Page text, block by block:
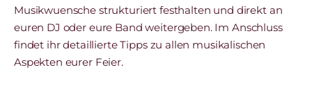
Musikwuensche strukturiert festhalten und direkt an
euren DJ oder eure Band weitergeben. Im Anschluss
findet ihr detaillierte Tipps zu allen musikalischen
Aspekten eurer Feier.